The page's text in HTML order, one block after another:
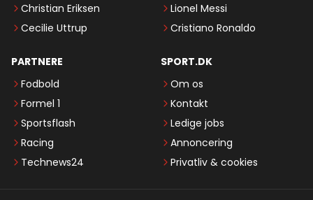
Christian Eriksen
Cecilie Uttrup
Lionel Messi
Cristiano Ronaldo
PARTNERE
Fodbold
Formel 1
Sportsflash
Racing
Technews24
SPORT.DK
Om os
Kontakt
Ledige jobs
Annoncering
Privatliv & cookies